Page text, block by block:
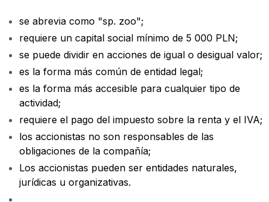
se abrevia como "sp. zoo";
requiere un capital social mínimo de 5 000 PLN;
se puede dividir en acciones de igual o desigual valor;
es la forma más común de entidad legal;
es la forma más accesible para cualquier tipo de
actividad;
requiere el pago del impuesto sobre la renta y el IVA;
los accionistas no son responsables de las
obligaciones de la compañía;
Los accionistas pueden ser entidades naturales,
jurídicas u organizativas.